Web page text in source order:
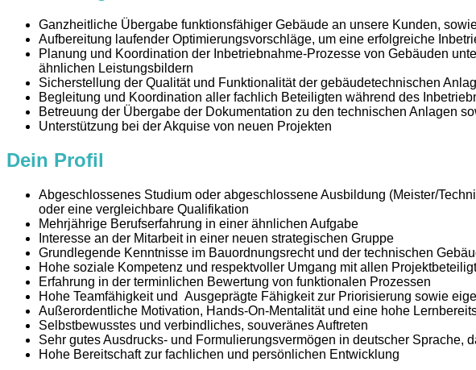
Ganzheitliche Übergabe funktionsfähiger Gebäude an unsere Kunden,
Aufbereitung laufender Optimierungsvorschläge, um eine erfolgreiche
Planung und Koordination der Inbetriebnahme-Prozesse von Gebäuden
ähnlichen Leistungsbildern
Sicherstellung der Qualität und Funktionalität der gebäudetechnischen
Begleitung und Koordination aller fachlich Beteiligten während des
Betreuung der Übergabe der Dokumentation zu den technischen Anlagen
Unterstützung bei der Akquise von neuen Projekten
Dein Profil
Abgeschlossenes Studium oder abgeschlossene Ausbildung (Meister/
oder eine vergleichbare Qualifikation
Mehrjährige Berufserfahrung in einer ähnlichen Aufgabe
Interesse an der Mitarbeit in einer neuen strategischen Gruppe
Grundlegende Kenntnisse im Bauordnungsrecht und der technischen
Hohe soziale Kompetenz und respektvoller Umgang mit allen
Erfahrung in der terminlichen Bewertung von funktionalen Prozessen
Hohe Teamfähigkeit und Ausgeprägte Fähigkeit zur Priorisierung sowie
Außerordentliche Motivation, Hands-On-Mentalität und eine hohe
Selbstbewusstes und verbindliches, souveränes Auftreten
Sehr gutes Ausdrucks- und Formulierungsvermögen in deutscher
Hohe Bereitschaft zur fachlichen und persönlichen Entwicklung